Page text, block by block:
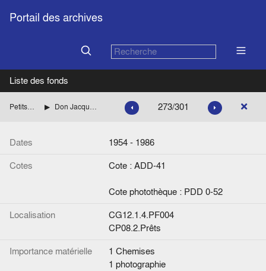
Portail des archives
Liste des fonds
Petits Fonds Don Jacqueline Rollman 273/301
Dates
1954 - 1986
Cotes
Cote : ADD-41
Cote photothèque : PDD 0-52
Localisation
CG12.1.4.PF004
CP08.2.Prêts
Importance matérielle
1 Chemises
1 photographie